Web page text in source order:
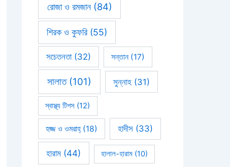
রোজা ও রমজান(84)
শিরক ও কুফরি(55)
সচেতনতা(32) সন্তান(17)
সালাত(101) সুন্নাহ(31)
স্বাস্থ্য টিপস (12)
হজ্জ ও ওমরাহ্‌(18) হাদীস (33)
হারাম (44) হালাল-হারাম (10)